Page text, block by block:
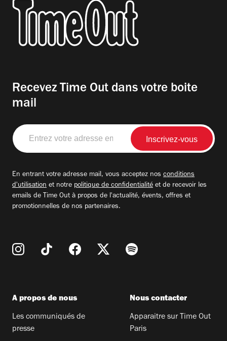
Recevez Time Out dans votre boite
mail
Entrez
votre
adresse
En entrant votre adresse mail, vous acceptez nos conditions
d'utilisation et notre politique de confidentialité et de recevoir les
emails de Time Out à propos de l'actualité, évents, offres et
promotionnelles de nos partenaires.
A propos de nous
Les communiqués de
presse
Nous contacter
Apparaitre sur Time Out
Paris